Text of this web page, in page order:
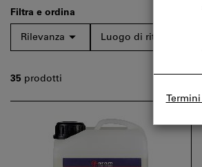
Filtra e ordina
Rilevanza Luogo di ritiro
35 prodotti